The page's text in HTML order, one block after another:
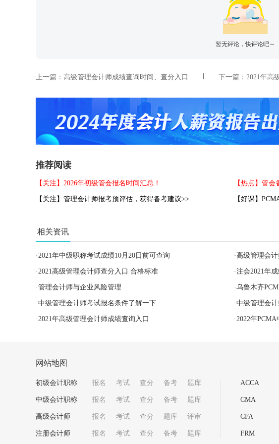
暂无评论，快评论吧～
上一篇： 高级管理会计师成绩查询时间、查分入口 下一篇： 2021年高
推荐阅读
【关注】2026年初级管会报名时间汇总！ 【热点】管
【关注】管理会计师报考预评估，获得备考建议>> 【好课】
相关资讯
·2021年中级职称考试成绩10月20日前可查询 ·高级管理会
·2021高级管理会计师查分入口 合格标准 ·注会2021年
·管理会计师与企业风险管理 ·乌鲁木齐
·中级管理会计师考试报名条件了解一下 ·中级管理会
·2021年高级管理会计师成绩查询入口 ·2022年
网站地图
初级会计职称 报名 考试 查分 备考 题库
中级会计职称 报名 考试 查分 备考 题库
高级会计师 报名 考试 查分 题库 评审
注册会计师 报名 考试 查分 备考 题库
ACCA
CMA
CFA
FRM